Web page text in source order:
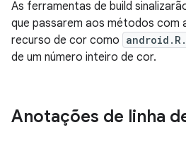
As ferramentas de build
que passarem aos métodos com
recurso de cor como
de um número inteiro de cor.
Anotações de linha